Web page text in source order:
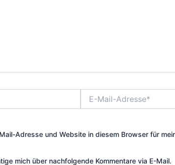
Mail-
Adresse und Website in diesem Browser für
mich über nachfolgende Kommentare via E-Mail.